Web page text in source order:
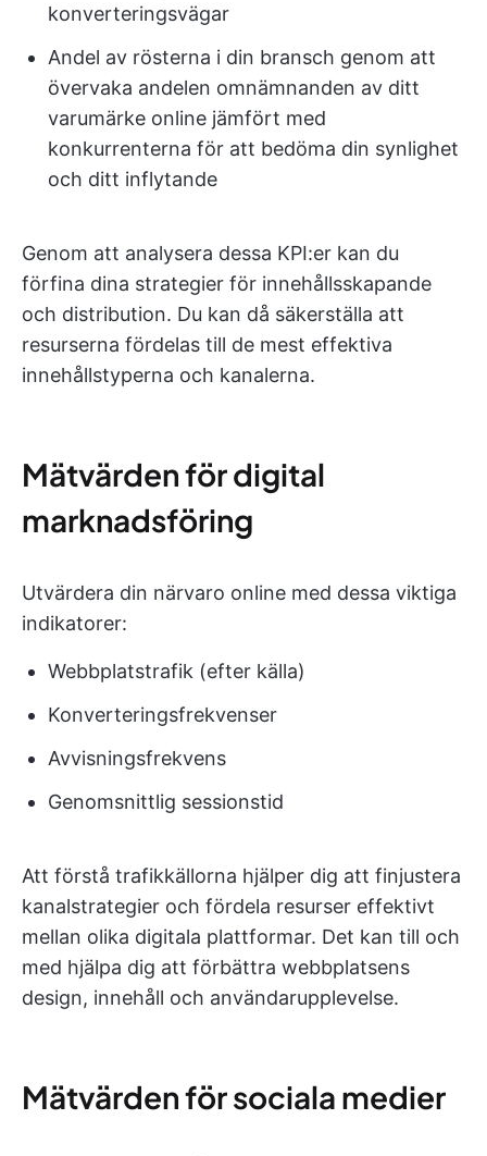
konverteringsvägar
Andel av rösterna i din bransch genom att
övervaka andelen omnämnanden av ditt
varumärke online jämfört med
konkurrenterna för att bedöma din synlighet
och ditt inflytande
Genom att analysera dessa KPI:er kan du
förfina dina strategier för innehållsskapande
och distribution. Du kan då säkerställa att
resurserna fördelas till de mest effektiva
innehållstyperna och kanalerna.
Mätvärden för digital
marknadsföring
Utvärdera din närvaro online med dessa viktiga
indikatorer:
Webbplatstrafik (efter källa)
Konverteringsfrekvenser
Avvisningsfrekvens
Genomsnittlig sessionstid
Att förstå trafikkällorna hjälper dig att finjustera
kanalstrategier och fördela resurser effektivt
mellan olika digitala plattformar. Det kan till och
med hjälpa dig att förbättra webbplatsens
design, innehåll och användarupplevelse.
Mätvärden för sociala medier